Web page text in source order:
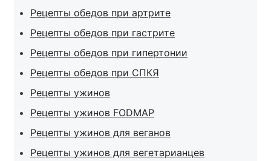
Рецепты обедов при артрите
Рецепты обедов при гастрите
Рецепты обедов при гипертонии
Рецепты обедов при СПКЯ
Рецепты ужинов
Рецепты ужинов FODMAP
Рецепты ужинов для веганов
Рецепты ужинов для вегетарианцев